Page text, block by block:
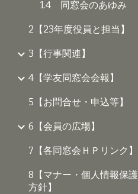
1.4 同窓会のあゆみ
2【23年度役員と担当】
3【行事関連】
4【学友同窓会会報】
5【お問合せ・申込等】
6【会員の広場】
7【各同窓会ＨＰリンク】
8【マナー・個人情報保護
方針】